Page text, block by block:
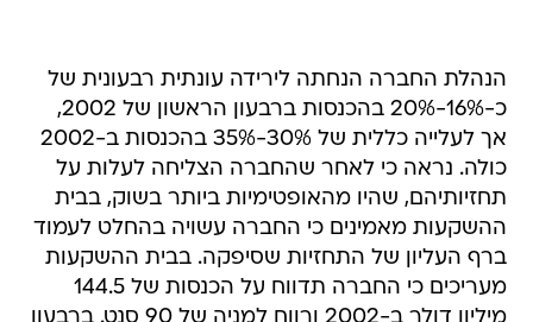
הנהלת החברה הנחתה לירידה עונתית רבעונית של
כ-16%-20% בהכנסות ברבעון הראשון של 2002,
אך לעלייה כללית של 30%-35% בהכנסות ב-2002
כולה. נראה כי לאחר שהחברה הצליחה לעלות על
תחזיותיהם, שהיו מהאופטימיות ביותר בשוק, בבית
ההשקעות מאמינים כי החברה עשויה בהחלט לעמוד
ברף העליון של התחזיות שסיפקה. בבית ההשקעות
מעריכים כי החברה תדווח על הכנסות של 144.5